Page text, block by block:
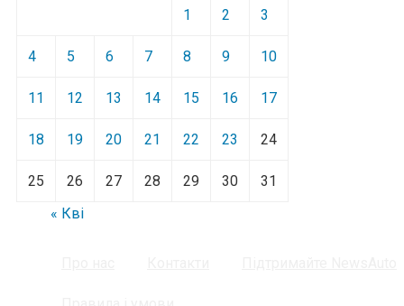
1 2 3
4 5 6 7 8 9 10
11 12 13 14 15 16 17
18 19 20 21 22 23 24
25 26 27 28 29 30
31
« Кві